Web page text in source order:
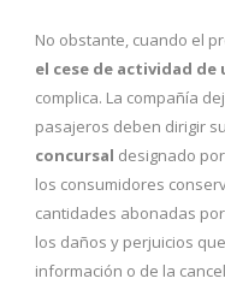
No obstante, cuando el
el cese de actividad de
complica. La compañía
pasajeros deben dirigir
concursal designado
los consumidores
cantidades abonadas
los daños y perjuicios
información o de la